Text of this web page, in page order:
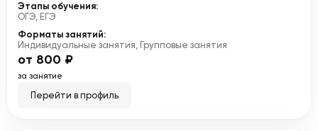
Этапы обучения:
ОГЭ, ЕГЭ
Форматы занятий:
Индивидуальные занятия, Групповые занятия
от 800 ₽
за занятие
Перейти в профиль